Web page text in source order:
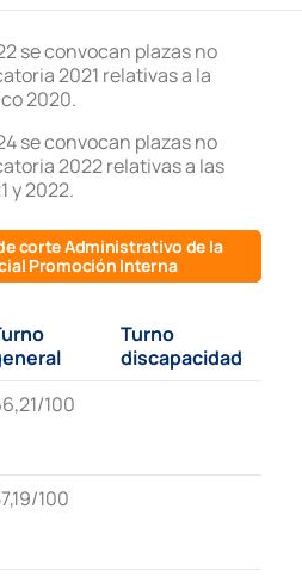
se convocan plazas no
2021 relativas a la
2020.
se convocan plazas no
2022 relativas a las
y 2022.
corte Administrativo de la
Promoción Interna
Turno
discapacidad
100
100